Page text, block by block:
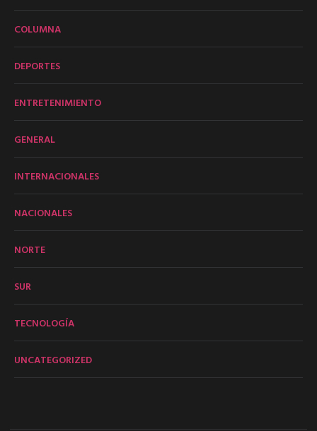
COLUMNA
DEPORTES
ENTRETENIMIENTO
GENERAL
INTERNACIONALES
NACIONALES
NORTE
SUR
TECNOLOGÍA
UNCATEGORIZED